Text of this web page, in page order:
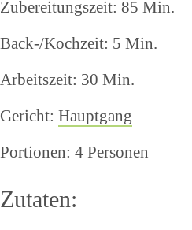
Zubereitungszeit: 85 Min.
Back-/Kochzeit: 5 Min.
Arbeitszeit: 30 Min.
Gericht: Hauptgang
Portionen: 4 Personen
Zutaten: